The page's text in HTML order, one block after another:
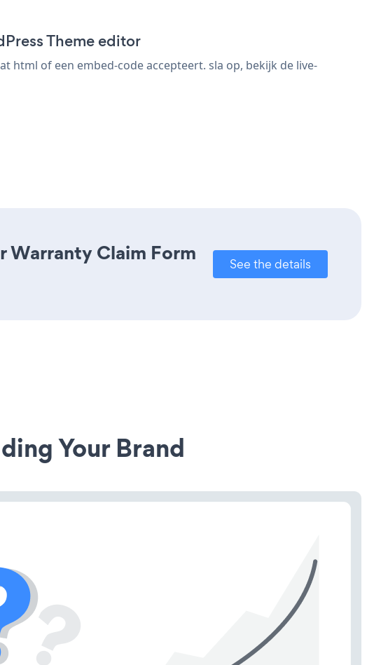
Theme editor
html of een embed-code accepteert. sla op, bekijk de live-
Warranty Claim Form
See the details
Your Brand